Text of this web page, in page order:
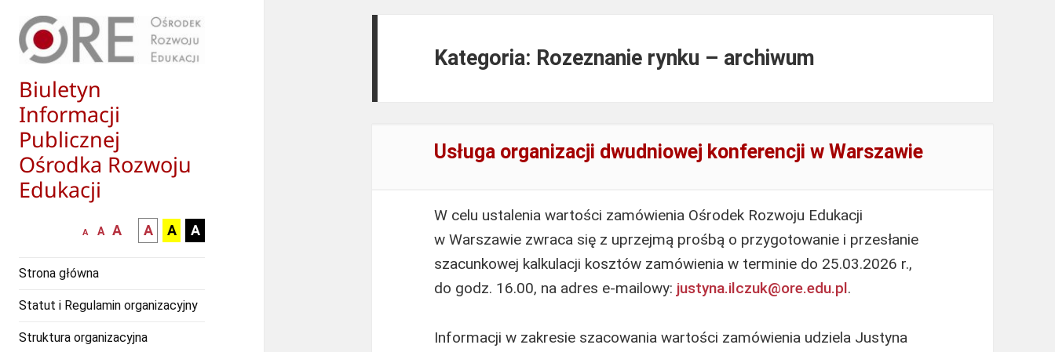
Biuletyn
Informacji
Publicznej
Ośrodka Rozwoju
Edukacji
mniejsza
A
normalna
A
większa-
czcionka
A
kontrast
czarny
białym
A
kontrast
czarny
zółtym
A
kontrast
żółty
A
Strona główna
Statut i Regulamin organizacyjny
Struktura organizacyjna
Kategoria: Rozeznanie rynku – archiwum
Usługa organizacji dwudniowej konferencji w Warszawie
W celu ustalenia wartości zamówienia Ośrodek Rozwoju Edukacji
w Warszawie zwraca się z uprzejmą prośbą o przygotowanie i przesłanie
szacunkowej kalkulacji kosztów zamówienia w terminie do 25.03.2026 r.,
do godz. 16.00, na adres e-mailowy: justyna.ilczuk@ore.edu.pl.
Informacji w zakresie szacowania wartości zamówienia udziela Justyna